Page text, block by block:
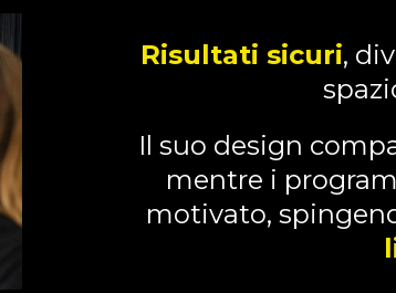
Risultati sicuri,
Il suo design
mentre i
motivato,